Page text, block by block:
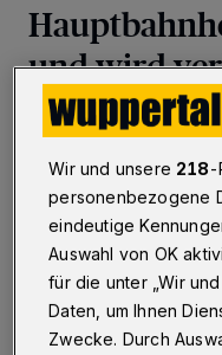
und wird
Wuppertal·Ein 35
Uhr im Wuppertaler
Reisende in den
nun auch wegen
verantworten.
29.10.2021 , 11:28 Uhr
Wir und unsere 218-
personenbezogene
eindeutige
Auswahl von OK
für die unter „Wir
Daten, um Ihnen
Zwecke. Durch